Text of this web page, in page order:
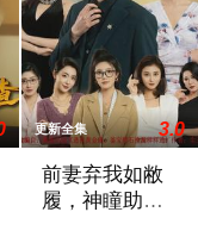
沦为苏家赘婿，他
更新全集 3.0
前妻弃我如敝
履，神瞳助我